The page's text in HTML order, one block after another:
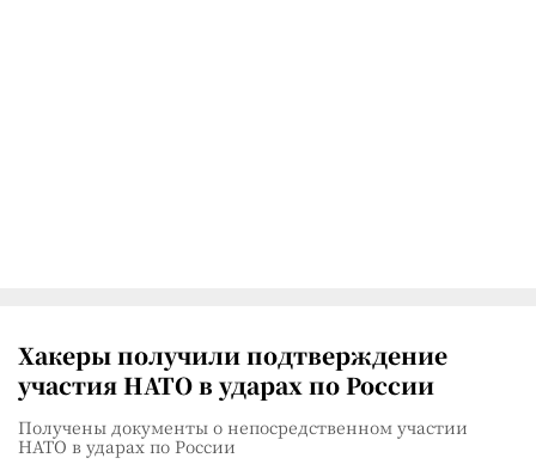
Хакеры получили подтверждение
участия НАТО в ударах по России
Получены документы о непосредственном участии
НАТО в ударах по России